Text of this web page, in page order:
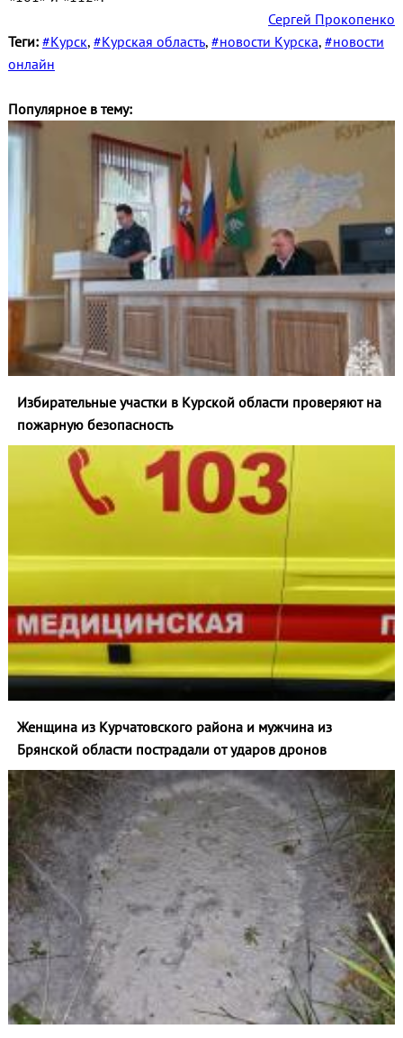
Сергей Прокопенко
Теги: #Курск, #Курская область, #новости Курска, #новости
онлайн
Популярное в тему:
Избирательные участки в Курской области проверяют на
пожарную безопасность
Женщина из Курчатовского района и мужчина из
Брянской области пострадали от ударов дронов